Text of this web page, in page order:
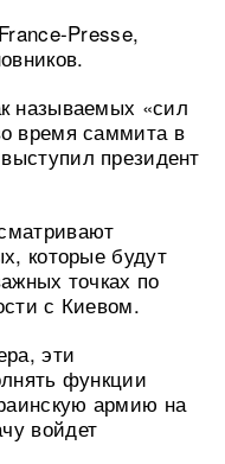
Presse,
называемых «сил
время саммита в
президент
которые будут
точках по
с Киевом.
эти
функции
армию на
войдет